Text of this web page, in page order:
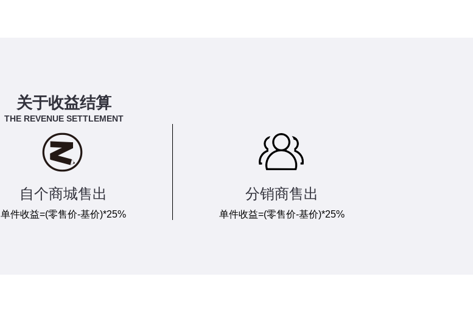
关于收益结算
THE REVENUE SETTLEMENT
自个商城售出
单件收益=(零售价-基价)*25%
分销商售出
单件收益=(零售价-基价)*25%